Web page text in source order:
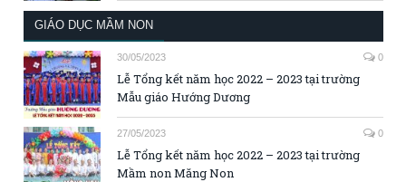
GIÁO DỤC MẦM NON
30/05/2023 0
Lễ Tổng kết năm học 2022 – 2023 tại trường
Mẫu giáo Hướng Dương
27/05/2023 0
Lễ Tổng kết năm học 2022 – 2023 tại trường
Mầm non Măng Non